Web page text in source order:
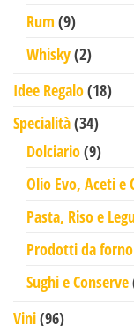
Rum 99 prodotti
Whisky 22
Idee Regalo 1818
Specialità 3434
Dolciario 99
Olio Evo, Aceti e
Pasta, Riso e
Prodotti da forno
Sughi e Conserve
Vini 9696 prodotti